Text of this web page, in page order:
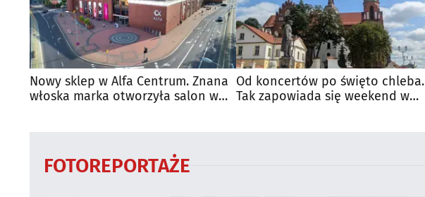
Nowy sklep w Alfa Centrum. Znana
włoska marka otworzyła salon w
Od koncertów po święto chleba.
Tak zapowiada się weekend w
FOTOREPORTAŻE